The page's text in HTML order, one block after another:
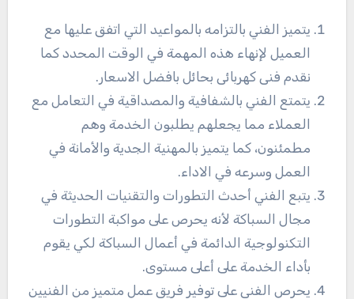
يتميز الفني بالتزامه بالمواعيد التي اتفق عليها مع
العميل لإنهاء هذه المهمة في الوقت المحدد كما
نقدم فنى كهربائى بحائل بافضل الاسعار.
يتمتع الفني بالشفافية والمصداقية في التعامل مع
العملاء مما يجعلهم يطلبون الخدمة وهم
مطمئنون، كما يتميز بالمهنية الجدية والأمانة في
العمل وسرعه في الاداء.
يتبع الفني أحدث التطورات والتقنيات الحديثة في
مجال السباكة لأنه يحرص على مواكبة التطورات
التكنولوجية الدائمة في أعمال السباكة لكي يقوم
بأداء الخدمة على أعلى مستوى.
يحرص الفني على توفير فريق عمل متميز من الفنيين